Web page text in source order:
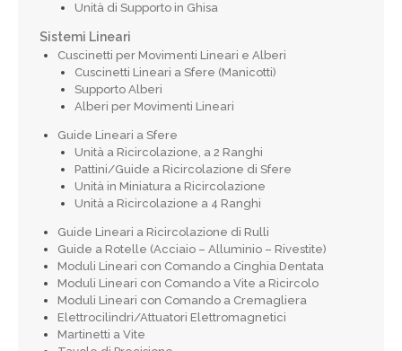
Unità di Supporto in Ghisa
Sistemi Lineari
Cuscinetti per Movimenti Lineari e Alberi
Cuscinetti Lineari a Sfere (Manicotti)
Supporto Alberi
Alberi per Movimenti Lineari
Guide Lineari a Sfere
Unità a Ricircolazione, a 2 Ranghi
Pattini/Guide a Ricircolazione di Sfere
Unità in Miniatura a Ricircolazione
Unità a Ricircolazione a 4 Ranghi
Guide Lineari a Ricircolazione di Rulli
Guide a Rotelle (Acciaio – Alluminio – Rivestite)
Moduli Lineari con Comando a Cinghia Dentata
Moduli Lineari con Comando a Vite a Ricircolo
Moduli Lineari con Comando a Cremagliera
Elettrocilindri/Attuatori Elettromagnetici
Martinetti a Vite